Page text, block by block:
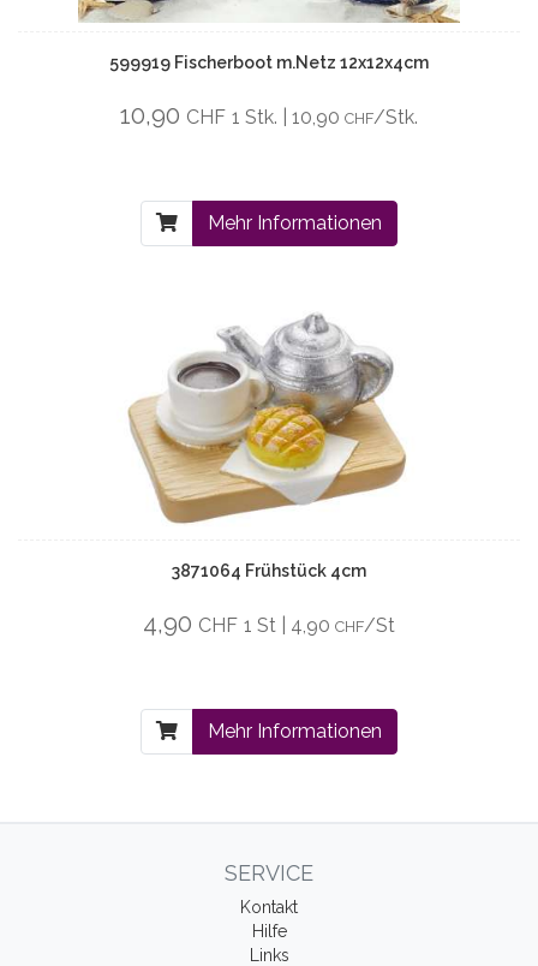
599919 Fischerboot m.Netz 12x12x4cm
10,90 CHF 1 Stk. | 10,90 CHF/Stk.
Mehr Informationen
3871064 Frühstück 4cm
4,90 CHF 1 St | 4,90 CHF/St
Mehr Informationen
SERVICE
Kontakt
Hilfe
Links